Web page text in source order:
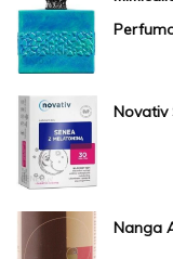
Novativ
Nanga